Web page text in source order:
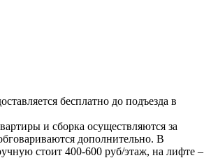
бесплатно до подъезда в
и сборка осуществляются за
дополнительно. В
стоит 400-600 руб/этаж, на лифте –